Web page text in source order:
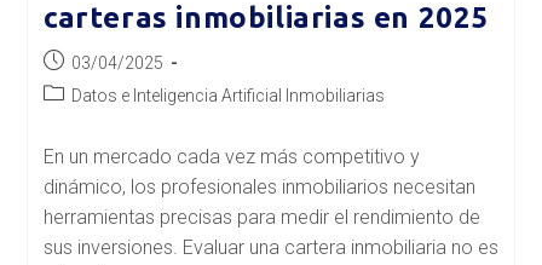
carteras inmobiliarias en 2025
Publicación
de
03/04/2025
Categoría
la
entrada:
Datos e Inteligencia Artificial Inmobiliarias
En un mercado cada vez más competitivo y
dinámico, los profesionales inmobiliarios necesitan
herramientas precisas para medir el rendimiento de
sus inversiones. Evaluar una cartera inmobiliaria no es